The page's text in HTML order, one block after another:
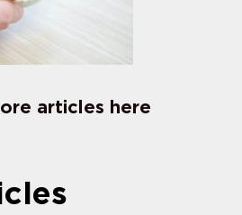
articles here